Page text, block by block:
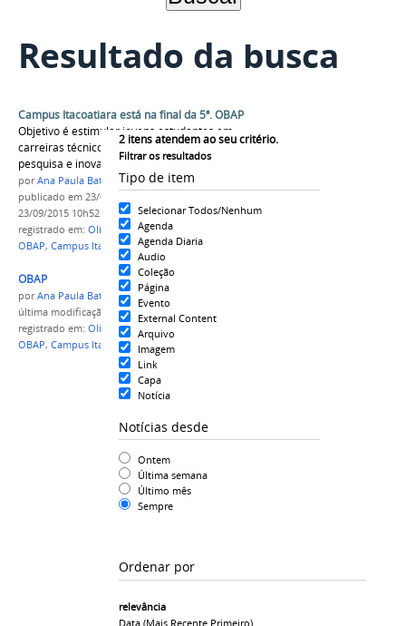
Resultado da busca
2 itens atendem ao seu critério.
Filtrar os resultados
Tipo de item
Selecionar Todos/Nenhum
Agenda
Agenda Diaria
Audio
Coleção
Página
Evento
External Content
Arquivo
Imagem
Link
Capa
Notícia
Notícias desde
Ontem
Última semana
Último mês
Sempre
Ordenar por
relevância
Data (mais Recente Primeiro)
Campus Itacoatiara está na final da 5ª. OBAP
Objetivo é estimular jovens estudantes em
carreiras técnico-científicas por meio da
pesquisa e inovação em agropecuária
porAna Paula Batista
publicado em 23/09/2015
23/09/2015 10h52
registrado em: Olimpíada Brasileira de Agropecuária
OBAP, Campus Itacoatiara
OBAP
porAna Paula Batista
última modificação
em 23/09/2015 10h40
registrado em: Olimpíada Brasileira de Agropecuária
OBAP, Campus Itacoatiara